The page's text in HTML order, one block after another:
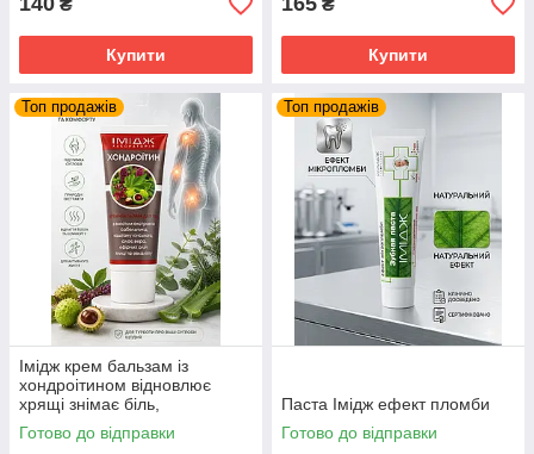
₴
Купити
₴
Купити
Топ продажів
Імідж крем бальзам із
хондроітином відновлює
хрящі знімає біль,
відновлюють еластичність
хрящової тканини
Готово до відправки
Топ продажів
Паста Імідж ефект пломби
Готово до відправки